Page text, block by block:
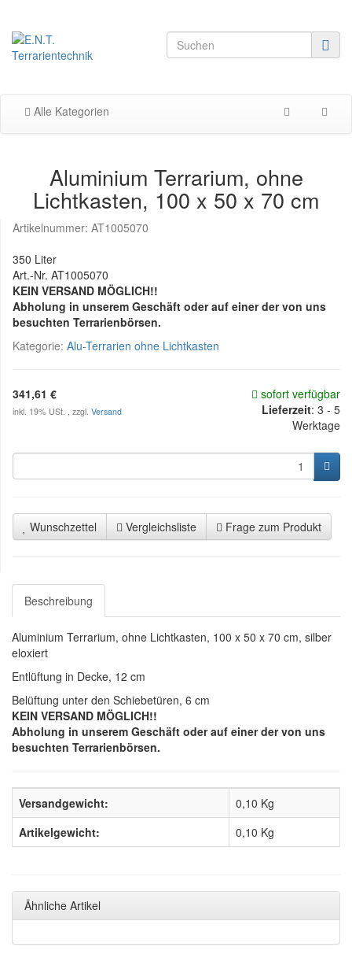
Alle Kategorien
Aluminium Terrarium, ohne
Lichtkasten, 100 x 50 x 70 cm
Artikelnummer: AT1005070
350 Liter
Art.-Nr. AT1005070
KEIN VERSAND MÖGLICH!!
Abholung in unserem Geschäft oder auf einer der von uns
besuchten Terrarienbörsen.
Kategorie: Alu-Terrarien ohne Lichtkasten
341,61 €
inkl. 19% USt. , zzgl. Versand
sofort verfügbar
Lieferzeit: 3 - 5
Werktage
Wunschzettel Vergleichsliste Frage zum Produkt
Beschreibung
Aluminium Terrarium, ohne Lichtkasten, 100 x 50 x 70 cm, silber
eloxiert
Entlüftung in Decke, 12 cm
Belüftung unter den Schiebetüren, 6 cm
KEIN VERSAND MÖGLICH!!
Abholung in unserem Geschäft oder auf einer der von uns
besuchten Terrarienbörsen.
Versandgewicht:
0,10 Kg
Artikelgewicht:
0,10 Kg
Ähnliche Artikel